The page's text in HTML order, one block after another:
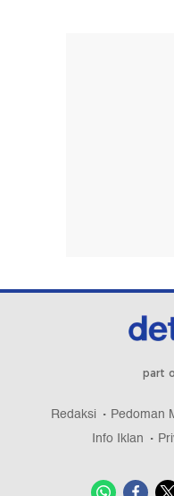
part
Redaksi Pedoman
Info Iklan